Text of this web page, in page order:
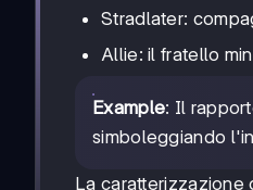
Stradlater:
Allie: il fratello
Example: Il
simboleggiando
La caratterizzazione